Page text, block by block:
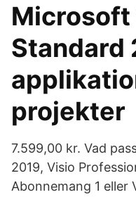
Microsoft
Standard
projekter
7.599,00 kr. Vad
2019, Visio
Abonnemang 1 eller